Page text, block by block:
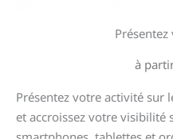
à
Présentez votre activité sur
et accroissez votre visibilité